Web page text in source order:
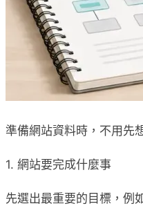
準備網站資料時，不用先
1. 網站要完成什麼事
先選出最重要的目標，例